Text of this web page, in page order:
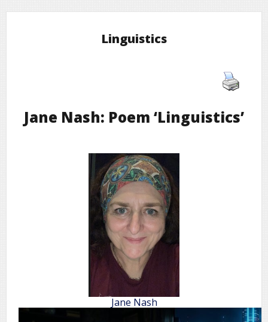
Linguistics
Jane Nash: Poem ‘Linguistics’
Jane Nash